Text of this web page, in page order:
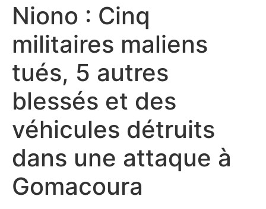
Niono : Cinq
militaires maliens
tués, 5 autres
blessés et des
véhicules détruits
dans une attaque à
Gomacoura